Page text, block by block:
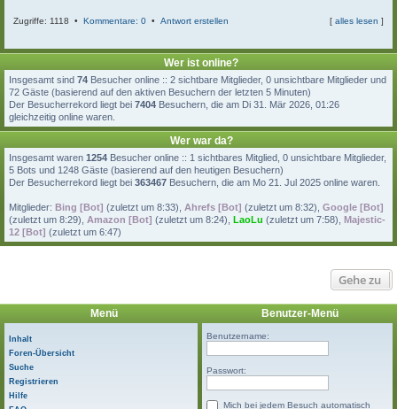
Zugriffe: 1118 • Kommentare: 0 • Antwort erstellen [ alles lesen ]
a
n
Wer ist online?
Insgesamt sind 74 Besucher online :: 2 sichtbare Mitglieder, 0 unsichtbare Mitglieder und
72 Gäste (basierend auf den aktiven Besuchern der letzten 5 Minuten)
Der Besucherrekord liegt bei 7404 Besuchern, die am Di 31. Mär 2026, 01:26
gleichzeitig online waren.
Wer war da?
Insgesamt waren 1254 Besucher online :: 1 sichtbares Mitglied, 0 unsichtbare Mitglieder,
5 Bots und 1248 Gäste (basierend auf den heutigen Besuchern)
Der Besucherrekord liegt bei 363467 Besuchern, die am Mo 21. Jul 2025 online waren.
Mitglieder: Bing [Bot] (zuletzt um 8:33), Ahrefs [Bot] (zuletzt um 8:32), Google [Bot]
(zuletzt um 8:29), Amazon [Bot] (zuletzt um 8:24), LaoLu (zuletzt um 7:58), Majestic-
12 [Bot] (zuletzt um 6:47)
Gehe zu
Menü
Inhalt
Foren-Übersicht
Suche
Registrieren
Hilfe
Benutzer-Menü
Benutzername:
Passwort:
Mich bei jedem Besuch automatisch